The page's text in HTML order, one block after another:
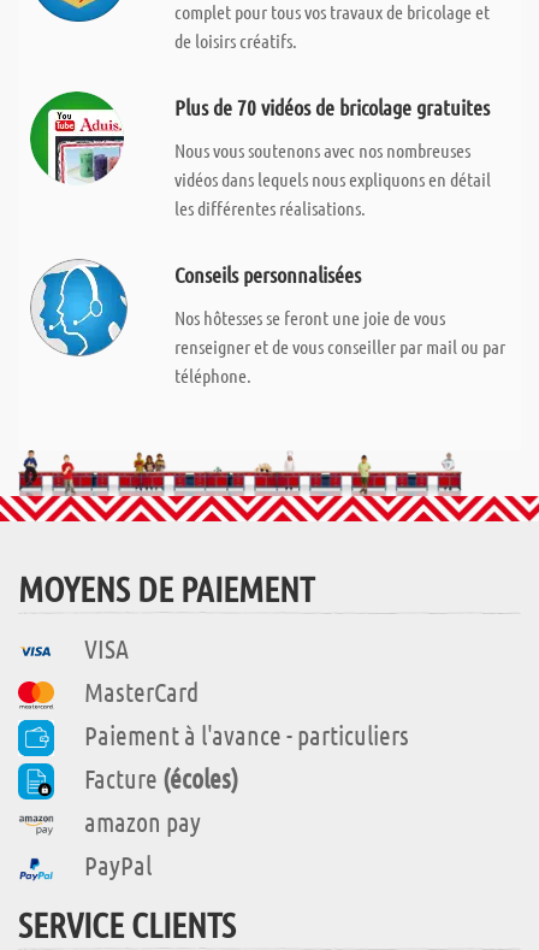
complet pour tous vos travaux de bricolage et
de loisirs créatifs.
Plus de 70 vidéos de bricolage gratuites
Nous vous soutenons avec nos nombreuses
vidéos dans lequels nous expliquons en détail
les différentes réalisations.
Conseils personnalisées
Nos hôtesses se feront une joie de vous
renseigner et de vous conseiller par mail ou par
téléphone.
MOYENS DE PAIEMENT
VISA
MasterCard
Paiement à l'avance - particuliers
Facture (écoles)
amazon pay
PayPal
SERVICE CLIENTS